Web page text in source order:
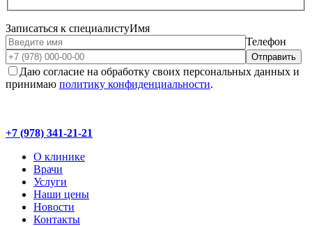
Записаться к специалистуИмя
Телефон
Даю согласие на обработку своих персональных данных и
принимаю политику конфиденциальности.
+7 (978) 341-21-21
О клинике
Врачи
Услуги
Наши цены
Новости
Контакты